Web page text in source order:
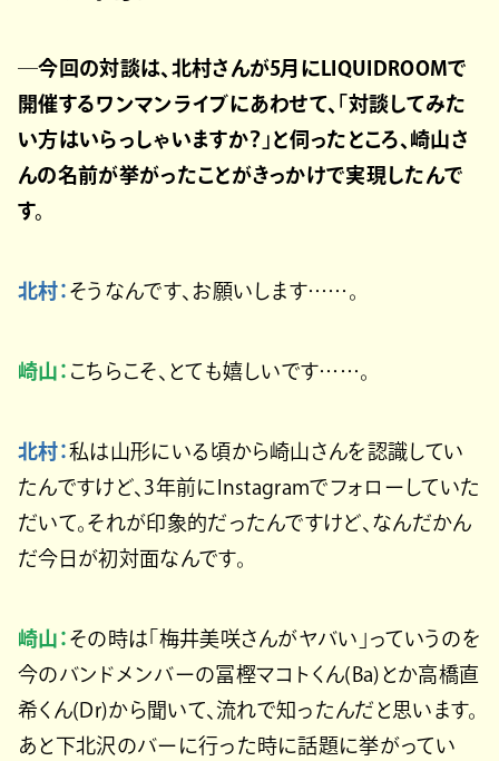
─今回の対談は、北村さんが5月にLIQUIDROOMで
開催するワンマンライブにあわせて、「対談してみた
い方はいらっしゃいますか？」と伺ったところ、崎山さ
んの名前が挙がったことがきっかけで実現したんで
す。
北村： そうなんです、お願いします……。
崎山： こちらこそ、とても嬉しいです……。
北村：私は山形にいる頃から崎山さんを認識してい
たんですけど、3年前にInstagramでフォローしていた
だいて。それが印象的だったんですけど、なんだかん
だ今日が初対面なんです。
崎山： その時は「梅井美咲さんがヤバい」っていうのを
今のバンドメンバーの冨樫マコトくん(Ba)とか高橋直
希くん(Dr)から聞いて、流れで知ったんだと思います。
あと下北沢のバーに行った時に話題に挙がってい